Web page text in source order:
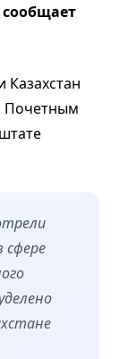
Почетным
сфере